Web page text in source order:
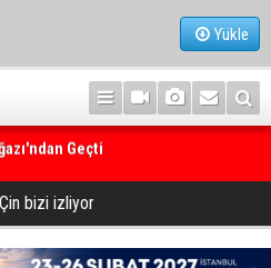
Yükle
Geçti
Ormanı
Çin bizi izliyor